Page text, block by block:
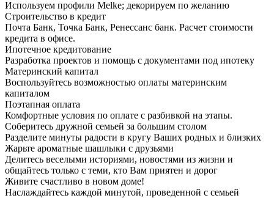
Используем профили Melke; декорируем по желанию
Строительство в кредит
Почта Банк, Точка Банк, Ренессанс банк. Расчет стоимости
кредита в офисе.
Ипотечное кредитование
Разработка проектов и помощь с документами под ипотеку
Материнский капитал
Воспользуйтесь возможностью оплаты материнским
капиталом
Поэтапная оплата
Комфортные условия по оплате с разбивкой на этапы.
Соберитесь дружной семьей за большим столом
Разделите минуты радости в кругу Ваших родных и близких
Жарьте ароматные шашлыки с друзьями
Делитесь веселыми историями, новостями из жизни и
общайтесь только с теми, кто Вам приятен и дорог
Живите счастливо в новом доме!
Наслаждайтесь каждой минутой, проведенной с семьей